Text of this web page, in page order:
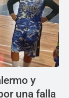
y
una falla